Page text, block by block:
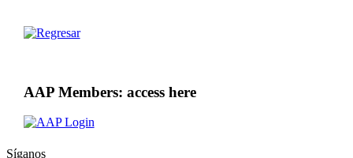
AAP Members: access here
Síganos